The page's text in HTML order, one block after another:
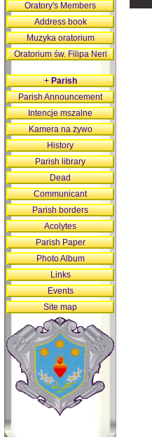
Oratory's Members
Address book
Muzyka oratorium
Oratorium św. Filipa Neri
+Parish
Parish Announcement
Intencje mszalne
Kamera na żywo
History
Parish library
Dead
Communicant
Parish borders
Acolytes
Parish Paper
Photo Album
Links
Events
Site map